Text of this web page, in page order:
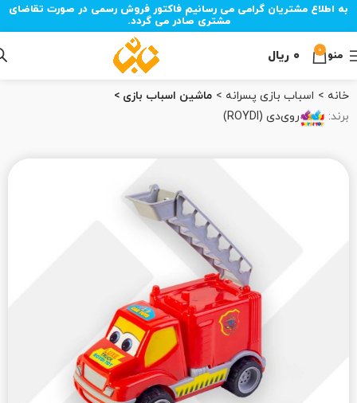
به اطلاع مشتریان گرامی می رسانیم فاکتور فروش رسمی در صورت تقاضای
مشتری صادر می گردد.
منو 0 ۰ ریال
خانه اسباب بازی پسرانه
ماشین اسباب بازی
برند:
روی‌دی (ROYDI)